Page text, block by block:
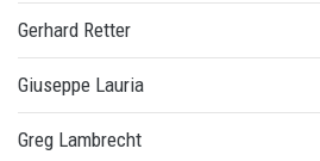
Gerhard Retter
Giuseppe Lauria
Greg Lambrecht